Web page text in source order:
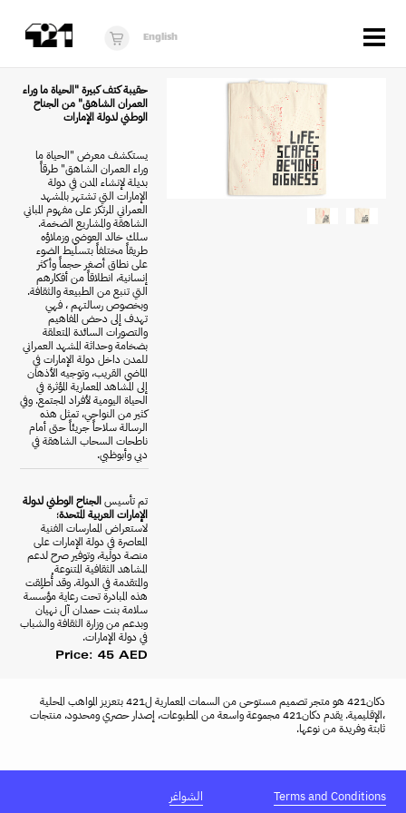
حقيبة كتف كبيرة "الحياة ما وراء
العمران الشاهق" من الجناح
الوطني لدولة الإمارات
يستكشف معرض "الحياة ما
وراء العمران الشاهق" طرقاً
بديلة لإنشاء المدن في دولة
الإمارات التي تشتهر بالمشهد
العمراني المرتكز على مفهوم المباني
الشاهقة والمشاريع الضخمة.
سلك خالد العوضي وزملاؤه
طريقاً مختلفاً بتسليط الضوء
على نطاق أصغر حجماً وأكثر
إنسانية، انطلاقاً من أفكارهم
التي تنبع من الطبيعة والثقافة.
وبخصوص رسالتهم ، فهي
تهدف إلى دحض المفاهيم
والتصورات السائدة المتعلقة
بضخامة وحداثة المشهد العمراني
للمدن داخل دولة الإمارات في
الماضي القريب، وتوجيه الأذهان
إلى المشاهد المعمارية المؤثرة في
الحياة اليومية لأفراد المجتمع. وفي
كثير من النواحي، تمثل هذه
الرسالة سلاحاً جريئاً حتى أمام
ناطحات السحاب الشاهقة في
دبي وأبوظبي.
تم تأسيسالجناح الوطني لدولة
الإمارات العربية المتحدة؛
لاستعراض الممارسات الفنية
المعاصرة في دولة الإمارات على
منصة دولية، وتوفير صرح لدعم
المشاهد الثقافية المتنوعة
والمتقدمة في الدولة. وقد أُطلِقت
هذه المبادرة تحت رعاية مؤسسة
سلامة بنت حمدان آل نهيان
وبدعم من وزارة الثقافة والشباب
في دولة الإمارات.
Price: 45 AED
دكان421 هو متجر تصميم مستوحى من السمات المعمارية ل421 بتعزيز المواهب المحلية
،الإقليمية. يقدم دكان421 مجموعة واسعة من المطبوعات، إصدار حصري ومحدود، منتجات
ثابتة وفريدة من نوعها.
Terms and Conditions
الشواغر
English